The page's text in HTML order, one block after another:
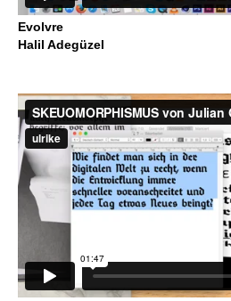
Evolvre
Halil Adegüzel